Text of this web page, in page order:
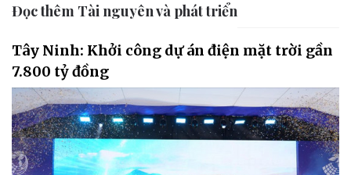
Đọc thêm Tài nguyên và phát triển
Tây Ninh: Khởi công dự án điện mặt trời gần
7.800 tỷ đồng